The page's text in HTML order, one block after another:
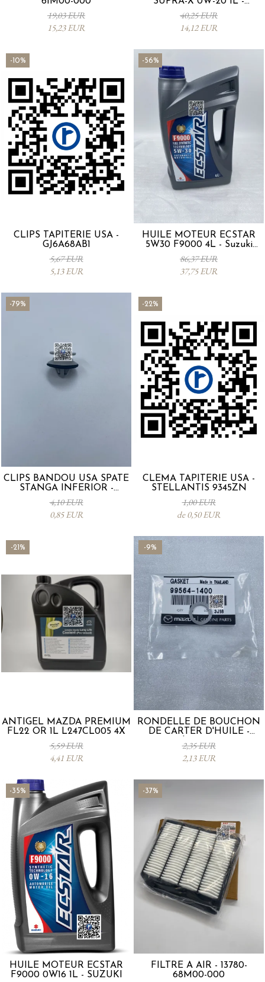
19,03 EUR
15,23 EUR
0012MO0W20
40,25 EUR
14,12 EUR
-10%
CLIPS TAPITERIE USA -
GJ6A68AB1
5,67 EUR
5,13 EUR
-56%
HUILE MOTEUR ECSTAR
5W30 F9000 4L - Suzuki
990R0-21E72-004
86,37 EUR
37,75 EUR
-79%
CLIPS BANDOU USA SPATE
STANGA INFERIOR -
KD5351SJ3A
4,10 EUR
0,85 EUR
-22%
CLEMA TAPITERIE USA -
STELLANTIS 9345ZN
1,00 EUR
de 0,50 EUR
-21%
ANTIGEL MAZDA PREMIUM
FL22 OR 1L L247CL005 4X
5,59 EUR
4,41 EUR
-9%
RONDELLE DE BOUCHON
DE CARTER D'HUILE -
Mazda 995641400
2,35 EUR
2,13 EUR
-35%
HUILE MOTEUR ECSTAR
F9000 0W16 1L - SUZUKI
-37%
FILTRE À AIR - 13780-
68M00-000